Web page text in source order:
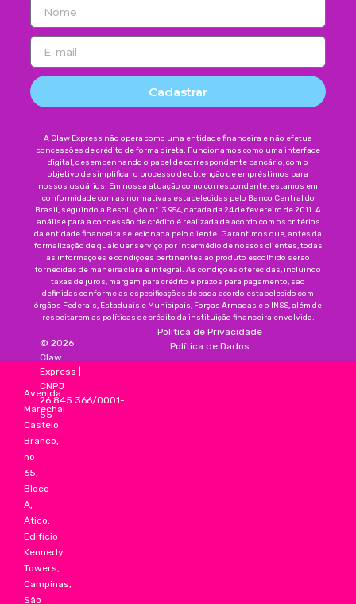
Cadastrar
A Claw Express não opera como uma entidade financeira e não efetua
concessões de crédito de forma direta. Funcionamos como uma interface
digital, desempenhando o papel de correspondente bancário, com o
objetivo de simplificar o processo de obtenção de empréstimos para
nossos usuários. Em nossa atuação como correspondente, estamos em
conformidade com as normativas estabelecidas pelo Banco Central do
Brasil, seguindo a Resolução nº. 3.954, datada de 24 de fevereiro de 2011. A
análise para a concessão de crédito é realizada de acordo com os critérios
da entidade financeira selecionada pelo cliente. Garantimos que, antes da
formalização de qualquer serviço por intermédio de nossos clientes, todas
as informações e condições pertinentes ao produto escolhido serão
fornecidas de maneira clara e integral. As condições oferecidas, incluindo
taxas de juros, margem para crédito e prazos para pagamento, são
definidas conforme as especificações de cada acordo estabelecido com
órgãos Federais, Estaduais e Municipais, Forças Armadas e o INSS, além de
respeitarem as políticas de crédito da instituição financeira envolvida.
Avenida
Marechal
Castelo
Branco,
no
65,
Bloco
A,
Ático,
Edifício
Kennedy
Towers,
Campinas,
São
© 2026
Claw
Express
CNPJ
26.845.366/0001-
55
Política de Privacidade
Política de Dados